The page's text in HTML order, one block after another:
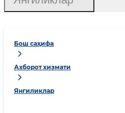
Бош саҳифа
Ахборот хизмати
Янгиликлар